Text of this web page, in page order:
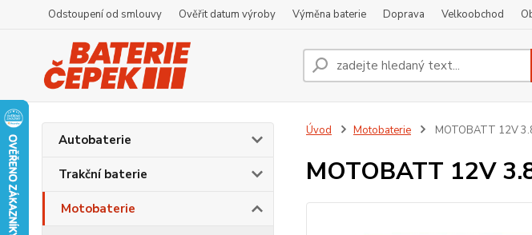
Odstoupení od smlouvy Ověřit datum výroby Výměna baterie Doprava Velkoobchod
Autobaterie
Trakční baterie
Motobaterie
Úvod Motobaterie MOTOBATT 12V
MOTOBATT 12V